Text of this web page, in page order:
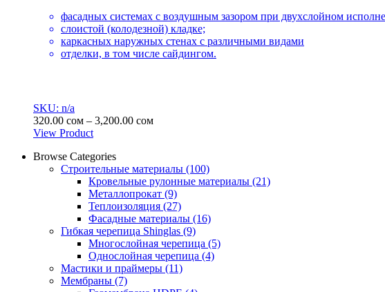
фасадных системах с воздушным зазором при двухслойном
слоистой (колодезной) кладке;
каркасных наружных стенах с различными видами
отделки, в том числе сайдингом.
SKU: n/a
320.00 сом – 3,200.00 сомДиапазон
3,200.00 сом
View Product
товар
имеет
несколько
вариаций.
выбрать
товара.
Browse Categories
Строительные материалы (100)
Кровельные рулонные материалы (21)
Металлопрокат (9)
Теплоизоляция (27)
Фасадные материалы (16)
Гибкая черепица Shinglas (9)
Многослойная черепица (5)
Однослойная черепица (4)
Мастики и праймеры (11)
Мембраны (7)